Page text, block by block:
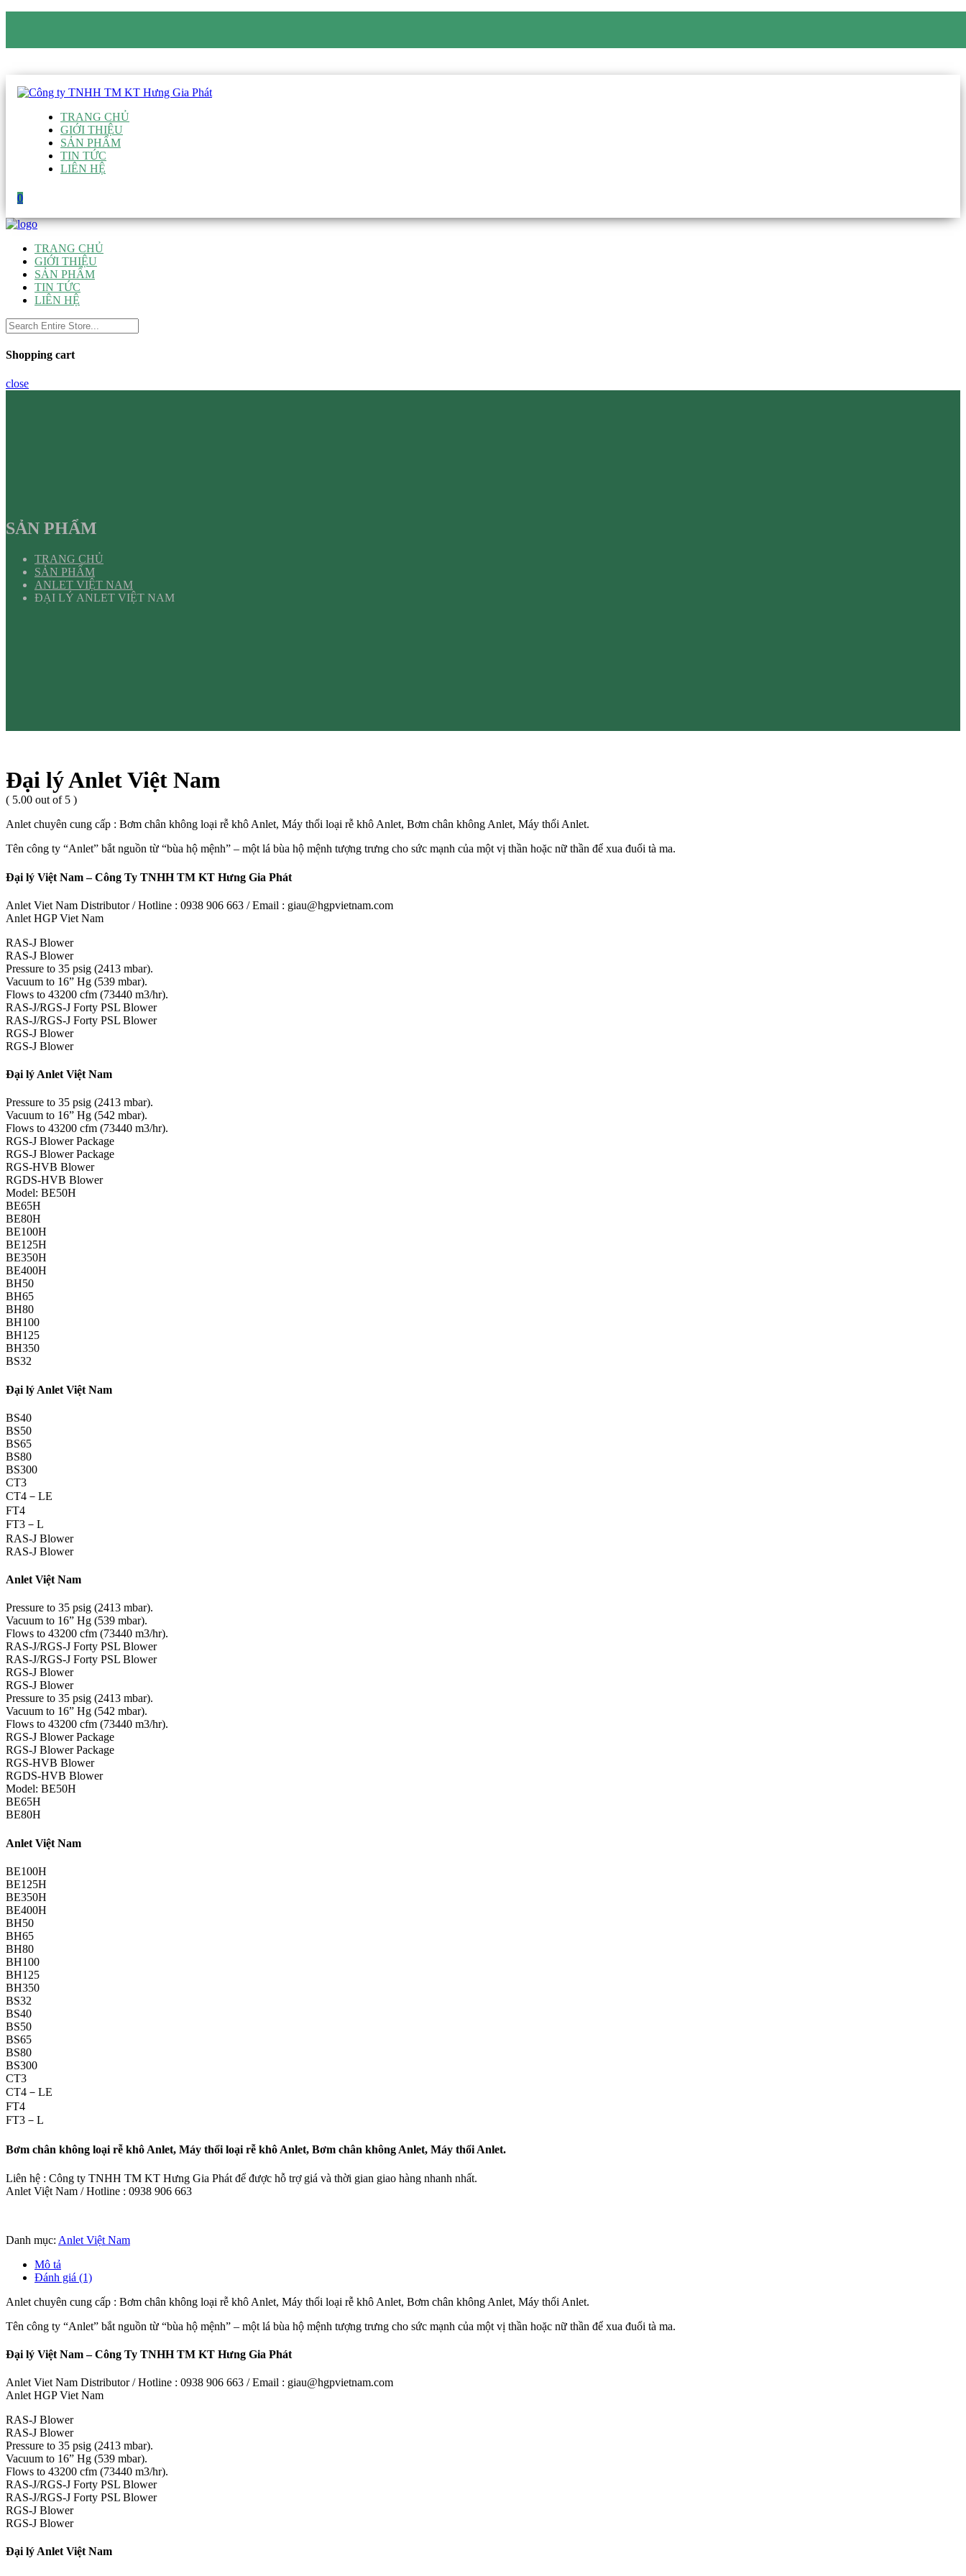
TRANG CHỦ
GIỚI THIỆU
SẢN PHẨM
TIN TỨC
LIÊN HỆ
0
TRANG CHỦ
GIỚI THIỆU
SẢN PHẨM
TIN TỨC
LIÊN HỆ
Shopping cart
close
SẢN PHẨM
TRANG CHỦ
SẢN PHẨM
ANLET VIỆT NAM
ĐẠI LÝ ANLET VIỆT NAM
Đại lý Anlet Việt Nam
( 5.00 out of 5 )
Anlet chuyên cung cấp : Bơm chân không loại rễ khô Anlet, Máy thổi loại rễ khô Anlet, Bơm chân không Anlet, Máy thổi Anlet.
Tên công ty “Anlet” bắt nguồn từ “bùa hộ mệnh” – một lá bùa hộ mệnh tượng trưng cho sức mạnh của một vị thần hoặc nữ thần để xua đuổi tà ma.
Đại lý Việt Nam – Công Ty TNHH TM KT Hưng Gia Phát
Anlet Viet Nam Distributor / Hotline : 0938 906 663 / Email : giau@hgpvietnam.com
Anlet HGP Viet Nam
RAS-J Blower
RAS-J Blower
Pressure to 35 psig (2413 mbar).
Vacuum to 16” Hg (539 mbar).
Flows to 43200 cfm (73440 m3/hr).
RAS-J/RGS-J Forty PSL Blower
RAS-J/RGS-J Forty PSL Blower
RGS-J Blower
RGS-J Blower
Đại lý Anlet Việt Nam
Pressure to 35 psig (2413 mbar).
Vacuum to 16” Hg (542 mbar).
Flows to 43200 cfm (73440 m3/hr).
RGS-J Blower Package
RGS-J Blower Package
RGS-HVB Blower
RGDS-HVB Blower
Model: BE50H
BE65H
BE80H
BE100H
BE125H
BE350H
BE400H
BH50
BH65
BH80
BH100
BH125
BH350
BS32
Đại lý Anlet Việt Nam
BS40
BS50
BS65
BS80
BS300
CT3
CT4－LE
FT4
FT3－L
RAS-J Blower
RAS-J Blower
Anlet Việt Nam
Pressure to 35 psig (2413 mbar).
Vacuum to 16” Hg (539 mbar).
Flows to 43200 cfm (73440 m3/hr).
RAS-J/RGS-J Forty PSL Blower
RAS-J/RGS-J Forty PSL Blower
RGS-J Blower
RGS-J Blower
Pressure to 35 psig (2413 mbar).
Vacuum to 16” Hg (542 mbar).
Flows to 43200 cfm (73440 m3/hr).
RGS-J Blower Package
RGS-J Blower Package
RGS-HVB Blower
RGDS-HVB Blower
Model: BE50H
BE65H
BE80H
Anlet Việt Nam
BE100H
BE125H
BE350H
BE400H
BH50
BH65
BH80
BH100
BH125
BH350
BS32
BS40
BS50
BS65
BS80
BS300
CT3
CT4－LE
FT4
FT3－L
Bơm chân không loại rễ khô Anlet, Máy thổi loại rễ khô Anlet, Bơm chân không Anlet, Máy thổi Anlet.
Liên hệ : Công ty TNHH TM KT Hưng Gia Phát để được hỗ trợ giá và thời gian giao hàng nhanh nhất.
Anlet Việt Nam / Hotline : 0938 906 663
Danh mục: Anlet Việt Nam
Mô tả
Đánh giá (1)
Anlet chuyên cung cấp : Bơm chân không loại rễ khô Anlet, Máy thổi loại rễ khô Anlet, Bơm chân không Anlet, Máy thổi Anlet.
Tên công ty “Anlet” bắt nguồn từ “bùa hộ mệnh” – một lá bùa hộ mệnh tượng trưng cho sức mạnh của một vị thần hoặc nữ thần để xua đuổi tà ma.
Đại lý Việt Nam – Công Ty TNHH TM KT Hưng Gia Phát
Anlet Viet Nam Distributor / Hotline : 0938 906 663 / Email : giau@hgpvietnam.com
Anlet HGP Viet Nam
RAS-J Blower
RAS-J Blower
Pressure to 35 psig (2413 mbar).
Vacuum to 16” Hg (539 mbar).
Flows to 43200 cfm (73440 m3/hr).
RAS-J/RGS-J Forty PSL Blower
RAS-J/RGS-J Forty PSL Blower
RGS-J Blower
RGS-J Blower
Đại lý Anlet Việt Nam